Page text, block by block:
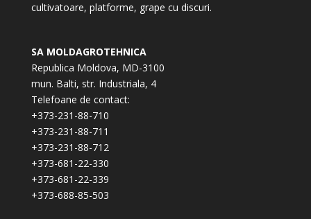
cultivatoare, platforme, grape cu discuri.
SA MOLDAGROTEHNICA
Republica Moldova, MD-3100
mun. Balti, str. Industriala, 4
Telefoane de contact:
+373-231-88-710
+373-231-88-711
+373-231-88-712
+373-681-22-330
+373-681-22-339
+373-688-85-503